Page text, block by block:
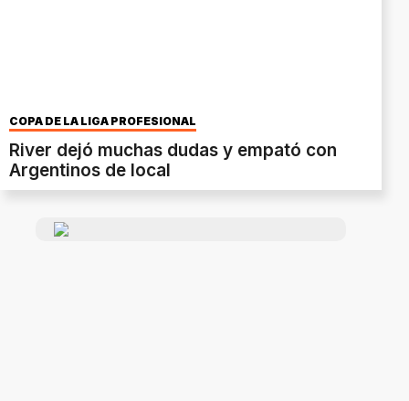
COPA DE LA LIGA PROFESIONAL
River dejó muchas dudas y empató con
Argentinos de local